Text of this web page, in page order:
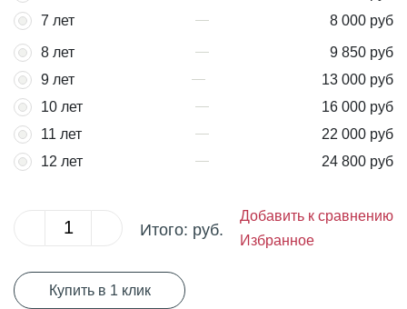
7 лет
8 000 руб
8 лет
9 850 руб
9 лет
13 000 руб
10 лет
16 000 руб
11 лет
22 000 руб
12 лет
24 800 руб
Итого: руб.
Добавить к сравнению
Избранное
Купить в 1 клик